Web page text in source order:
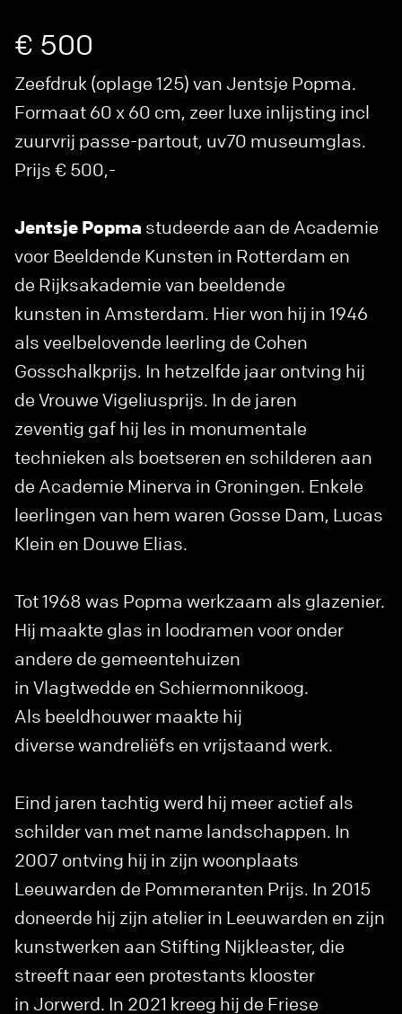
€ 500
Zeefdruk (oplage 125) van Jentsje Popma.
Formaat 60 x 60 cm, zeer luxe inlijsting incl
zuurvrij passe-partout, uv70 museumglas.
Prijs € 500,-
Jentsje Popma studeerde aan de Academie
voor Beeldende Kunsten in Rotterdam en
de Rijksakademie van beeldende
kunsten in Amsterdam. Hier won hij in 1946
als veelbelovende leerling de Cohen
Gosschalkprijs. In hetzelfde jaar ontving hij
de Vrouwe Vigeliusprijs. In de jaren
zeventig gaf hij les in monumentale
technieken als boetseren en schilderen aan
de Academie Minerva in Groningen. Enkele
leerlingen van hem waren Gosse Dam, Lucas
Klein en Douwe Elias.
Tot 1968 was Popma werkzaam als glazenier.
Hij maakte glas in loodramen voor onder
andere de gemeentehuizen
in Vlagtwedde en Schiermonnikoog.
Als beeldhouwer maakte hij
diverse wandreliëfs en vrijstaand werk.
Eind jaren tachtig werd hij meer actief als
schilder van met name landschappen. In
2007 ontving hij in zijn woonplaats
Leeuwarden de Pommeranten Prijs. In 2015
doneerde hij zijn atelier in Leeuwarden en zijn
kunstwerken aan Stifting Nijkleaster, die
streeft naar een protestants klooster
in Jorwerd. In 2021 kreeg hij de Friese